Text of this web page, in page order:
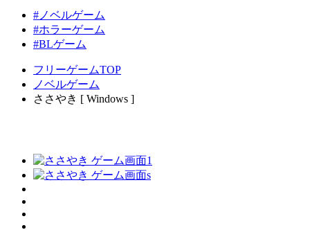
#ノベルゲーム
#ホラーゲーム
#BLゲーム
フリーゲームTOP
ノベルゲーム
ささやき [ Windows ]